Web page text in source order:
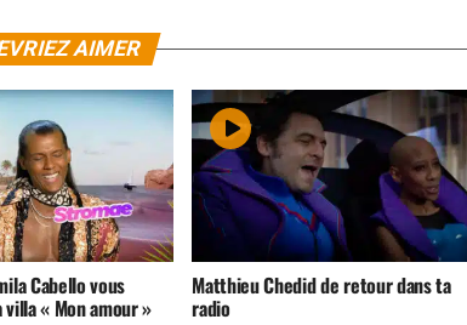
AIMER
Cabello vous
« Mon amour »
Matthieu Chedid de retour dans ta
radio